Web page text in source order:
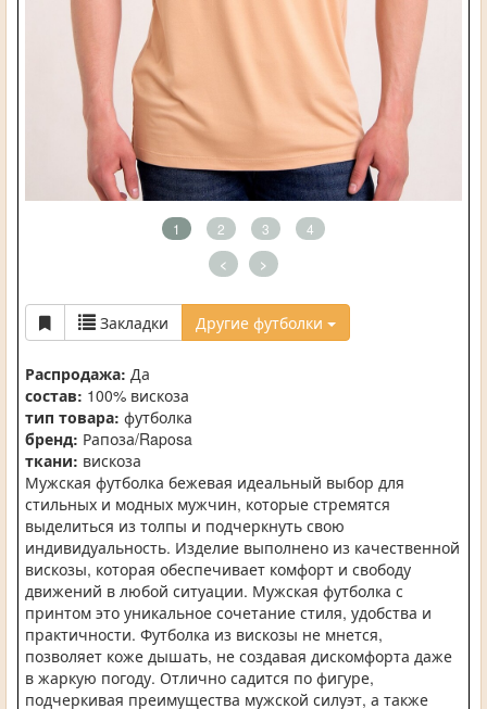
1 2 3 4
< >
Закладки Другие футболки
Распродажа: Да
состав: 100% вискоза
тип товара: футболка
бренд: Рапоза/Raposa
ткани: вискоза
Мужская футболка бежевая идеальный выбор для
стильных и модных мужчин, которые стремятся
выделиться из толпы и подчеркнуть свою
индивидуальность. Изделие выполнено из качественной
вискозы, которая обеспечивает комфорт и свободу
движений в любой ситуации. Мужская футболка с
принтом это уникальное сочетание стиля, удобства и
практичности. Футболка из вискозы не мнется,
позволяет коже дышать, не создавая дискомфорта даже
в жаркую погоду. Отлично садится по фигуре,
подчеркивая преимущества мужской силуэт, а также